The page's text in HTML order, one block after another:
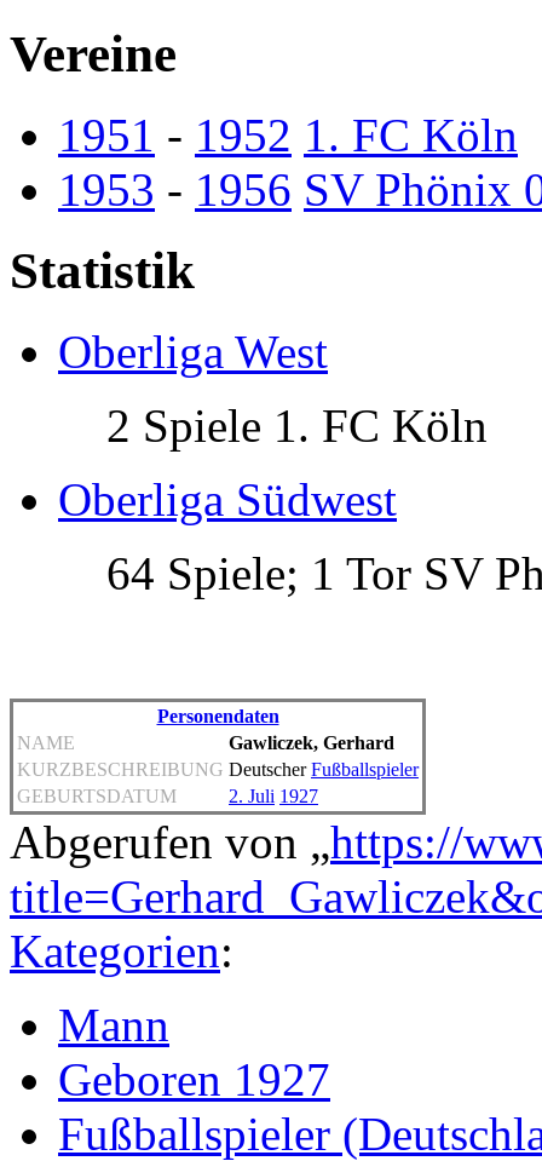
Vereine
1951 - 1952 1. FC Köln
1953 - 1956 SV Phönix
Statistik
Oberliga West
2 Spiele 1. FC Köln
Oberliga Südwest
64 Spiele; 1 Tor SV
Personendaten
NAME
Gawliczek, Gerhard
KURZBESCHREIBUNG DeutscherFußballspieler
GEBURTSDATUM
2. Juli 1927
Abgerufen von „https://
Kategorien:
Mann
Geboren 1927
Fußballspieler